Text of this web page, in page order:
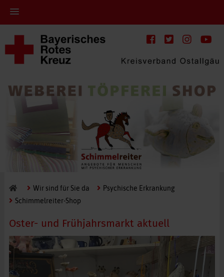
Wir sind für Sie da
Psychische Erkrankung
Schimmelreiter-Shop
Oster- und Frühjahrsmarkt aktuell